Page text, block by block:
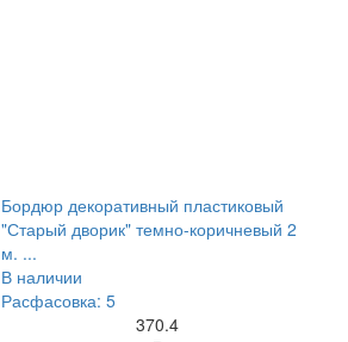
Бордюр декоративный пластиковый
"Старый дворик" темно-коричневый 2
м. ...
В наличии
Расфасовка: 5
370.4